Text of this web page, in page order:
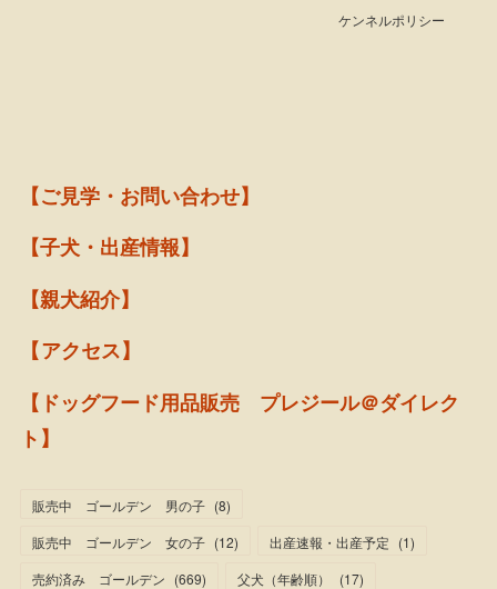
ケンネルポリシー
【ご見学・お問い合わせ】
【子犬・出産情報】
【親犬紹介】
【アクセス】
【ドッグフード用品販売 プレジール＠ダイレク
ト】
販売中 ゴールデン 男の子 (8)
販売中 ゴールデン 女の子 (12) 出産速報・出産予定 (1)
売約済み ゴールデン (669) 父犬（年齢順） (17)